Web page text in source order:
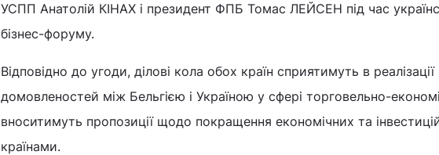
УСПП Анатолій КІНАХ і президент ФПБ Томас ЛЕЙСЕН під час
бізнес-форуму.
Відповідно до угоди, ділові кола обох країн сприятимуть в
домовленостей між Бельгією і Україною у сфері торговельно-
вноситимуть пропозиції щодо покращення економічних та
країнами.